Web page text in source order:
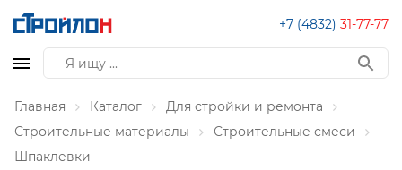
+7 (4832) 31-77-77
Главная Каталог
Для стройки и ремонта
Строительные материалы
Строительные смеси
Шпаклевки